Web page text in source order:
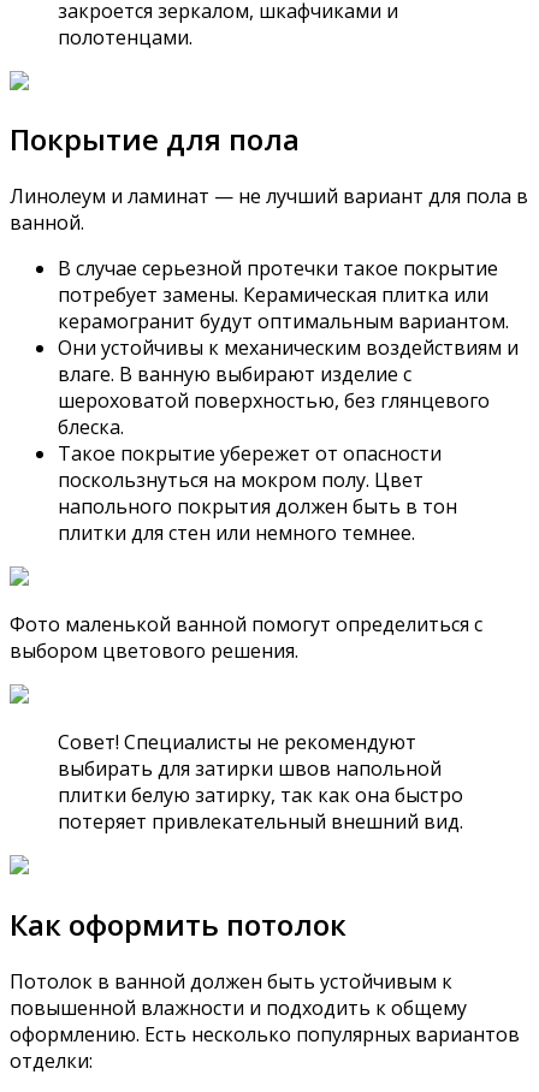
закроется зеркалом, шкафчиками и
полотенцами.
Покрытие для пола
Линолеум и ламинат — не лучший вариант для пола в
ванной.
В случае серьезной протечки такое покрытие
потребует замены. Керамическая плитка или
керамогранит будут оптимальным вариантом.
Они устойчивы к механическим воздействиям и
влаге. В ванную выбирают изделие с
шероховатой поверхностью, без глянцевого
блеска.
Такое покрытие убережет от опасности
поскользнуться на мокром полу. Цвет
напольного покрытия должен быть в тон
плитки для стен или немного темнее.
Фото маленькой ванной помогут определиться с
выбором цветового решения.
Совет! Специалисты не рекомендуют
выбирать для затирки швов напольной
плитки белую затирку, так как она быстро
потеряет привлекательный внешний вид.
Как оформить потолок
Потолок в ванной должен быть устойчивым к
повышенной влажности и подходить к общему
оформлению. Есть несколько популярных вариантов
отделки: